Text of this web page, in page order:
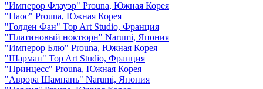
"Имперор Флауэр" Prouna, Южная Корея
"Наос" Prouna, Южная Корея
"Голден Фан" Top Art Studio, Франция
"Платиновый ноктюрн" Narumi, Япония
"Имперор Блю" Prouna, Южная Корея
"Шарман" Top Art Studio, Франция
"Принцесс" Prouna, Южная Корея
"Аврора Шампань" Narumi, Япония